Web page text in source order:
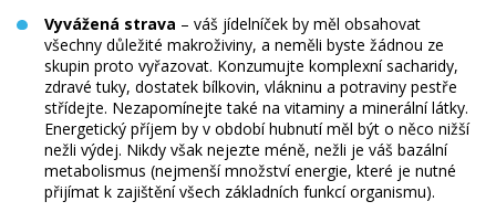
Vyvážená strava – váš jídelníček by měl obsahovat
všechny důležité makroživiny, a neměli byste žádnou ze
skupin proto vyřazovat. Konzumujte komplexní sacharidy,
zdravé tuky, dostatek bílkovin, vlákninu a potraviny pestře
střídejte. Nezapomínejte také na vitaminy a minerální látky.
Energetický příjem by v období hubnutí měl být o něco nižší
nežli výdej. Nikdy však nejezte méně, nežli je váš bazální
metabolismus (nejmenší množství energie, které je nutné
přijímat k zajištění všech základních funkcí organismu).